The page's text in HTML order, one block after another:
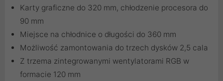
Karty graficzne do 320 mm, chłodzenie procesora do
90 mm
Miejsce na chłodnice o długości do 360 mm
Możliwość zamontowania do trzech dysków 2,5 cala
Z trzema zintegrowanymi wentylatorami RGB w
formacie 120 mm